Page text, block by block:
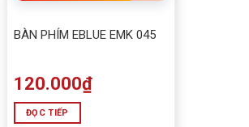
BÀN PHÍM EBLUE EMK 045
120.000₫
ĐỌC TIẾP